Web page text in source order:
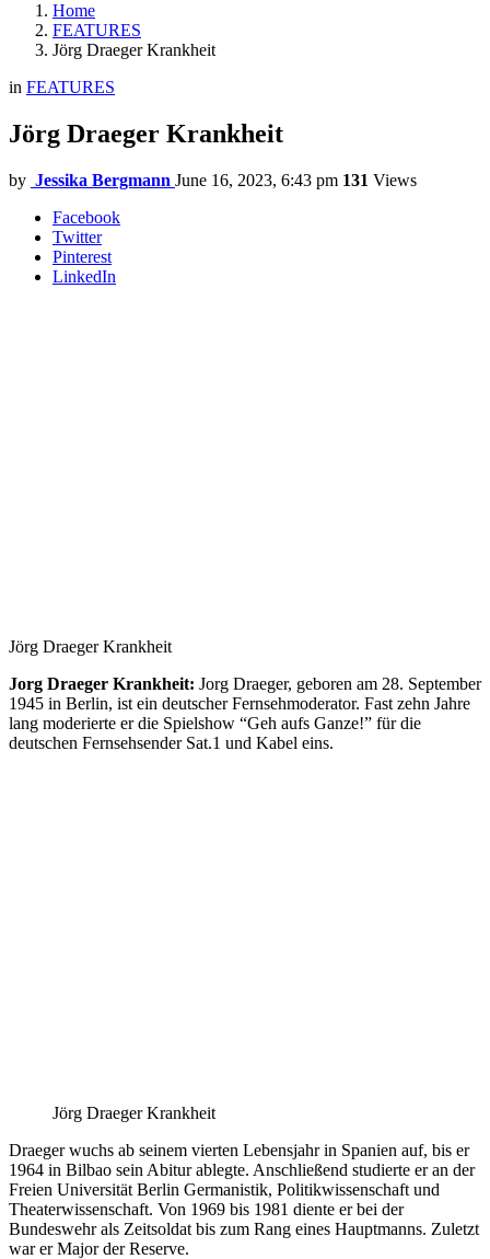
Home
FEATURES
Jörg Draeger Krankheit
in FEATURES
Jörg Draeger Krankheit
by Jessika Bergmann June 16, 2023, 6:43 pm 131 Views
Facebook
Twitter
Pinterest
LinkedIn
Jörg Draeger Krankheit
Jorg Draeger Krankheit: Jorg Draeger, geboren am 28. September
1945 in Berlin, ist ein deutscher Fernsehmoderator. Fast zehn Jahre
lang moderierte er die Spielshow “Geh aufs Ganze!” für die
deutschen Fernsehsender Sat.1 und Kabel eins.
Jörg Draeger Krankheit
Draeger wuchs ab seinem vierten Lebensjahr in Spanien auf, bis er
1964 in Bilbao sein Abitur ablegte. Anschließend studierte er an der
Freien Universität Berlin Germanistik, Politikwissenschaft und
Theaterwissenschaft. Von 1969 bis 1981 diente er bei der
Bundeswehr als Zeitsoldat bis zum Rang eines Hauptmanns. Zuletzt
war er Major der Reserve.